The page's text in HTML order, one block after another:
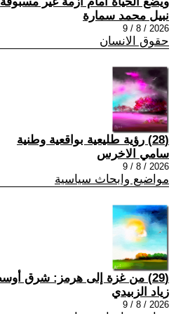
نبيل محمد سمارة
2026 / 8 / 9
حقوق الانسان
(28) رؤية طليعية بواقعية وطنية
سامي الاخرس
2026 / 8 / 9
مواضيع وابحاث سياسية
(29) من غزة إلى هرمز: شرق أوسط بلا هدنة
زياد الزبيدي
2026 / 8 / 9